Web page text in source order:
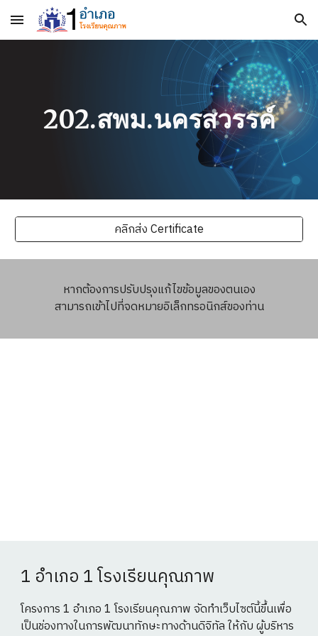
Skip to main content Skip to navigation
202.สพม.นครสวรรค์
คลิกส่ง Certificate
หากต้องการปรับปรุงแก้ไขข้อมูลของตนเอง
สามารถเข้าไปที่จดหมายอิเล็กทรอนิกส์ของท่าน
1 อำเภอ 1 โรงเรียนคุณภาพ
โครงการ 1 อำเภอ 1 โรงเรียนคุณภาพ จัดทำเว็บไซต์นี้ขึ้นเพื่อ
เป็นช่องทางในการพัฒนาทักษะทางด้านดิจิทัล ให้กับ ผู้บริหาร